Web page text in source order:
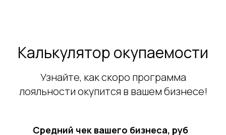
Калькулятор окупаемости
Узнайте, как скоро программа
лояльности окупится в вашем бизнесе!
Средний чек вашего бизнеса, руб